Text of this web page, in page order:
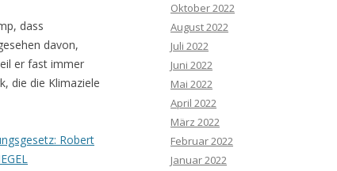
dass
davon,
er fast immer
die die Klimaziele
Robert
Oktober 2022
August 2022
Juli 2022
Juni 2022
Mai 2022
April 2022
März 2022
Februar 2022
Januar 2022